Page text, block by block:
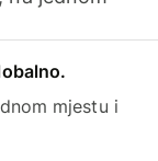
mjestu i